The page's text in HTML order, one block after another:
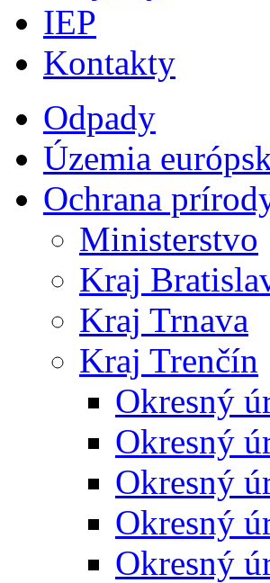
IEP
Kontakty
Odpady
Územia
Ochrana
Ministerstvo
Kraj
Kraj Trnava
Kraj Trenčín
Okresný
Okresný
Okresný
Okresný
Okresný